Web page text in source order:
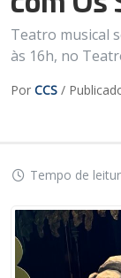
Teatro musical
às 16h, no
Por CCS /
Tempo de